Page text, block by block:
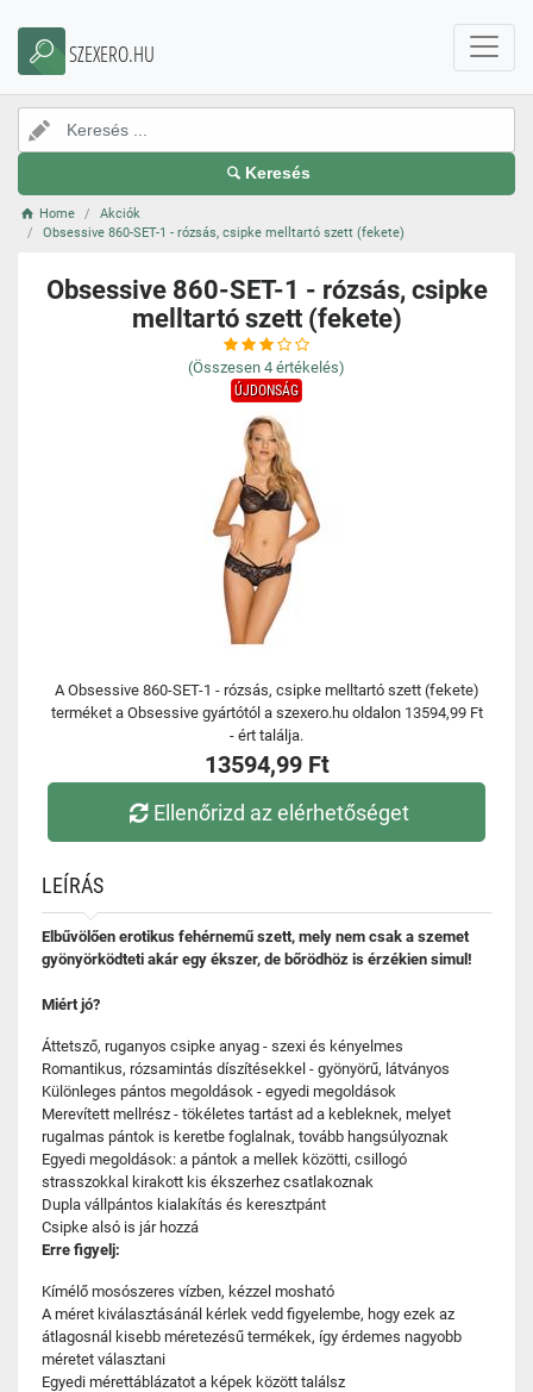
SZEXERO.HU
Keresés
Home
Akciók
Obsessive 860-SET-1 - rózsás, csipke melltartó szett (fekete)
Obsessive 860-SET-1 - rózsás, csipke
melltartó szett (fekete)
(Összesen 4 értékelés)
ÚJDONSÁG
A Obsessive 860-SET-1 - rózsás, csipke melltartó szett (fekete)
terméket a Obsessive gyártótól a szexero.hu oldalon 13594,99 Ft
- ért találja.
13594,99 Ft
Ellenőrizd az elérhetőséget
LEÍRÁS
Elbűvölően erotikus fehérnemű szett, mely nem csak a szemet
gyönyörködteti akár egy ékszer, de bőrödhöz is érzékien simul!
Miért jó?
Áttetsző, ruganyos csipke anyag - szexi és kényelmes
Romantikus, rózsamintás díszítésekkel - gyönyörű, látványos
Különleges pántos megoldások - egyedi megoldások
Merevített mellrész - tökéletes tartást ad a kebleknek, melyet
rugalmas pántok is keretbe foglalnak, tovább hangsúlyoznak
Egyedi megoldások: a pántok a mellek közötti, csillogó
strasszokkal kirakott kis ékszerhez csatlakoznak
Dupla vállpántos kialakítás és keresztpánt
Csipke alsó is jár hozzá
Erre figyelj:
Kímélő mosószeres vízben, kézzel mosható
A méret kiválasztásánál kérlek vedd figyelembe, hogy ezek az
átlagosnál kisebb méretezésű termékek, így érdemes nagyobb
méretet választani
Egyedi mérettáblázatot a képek között találsz